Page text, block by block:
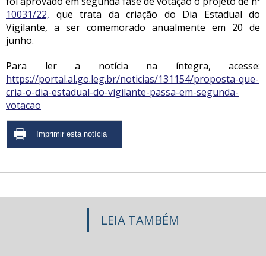
10031/22, que trata da criação do Dia Estadual do
Vigilante, a ser comemorado anualmente em 20 de
junho.
Para ler a notícia na íntegra, acesse:
https://portal.al.go.leg.br/noticias/131154/proposta-que-
cria-o-dia-estadual-do-vigilante-passa-em-segunda-
votacao
LEIA TAMBÉM